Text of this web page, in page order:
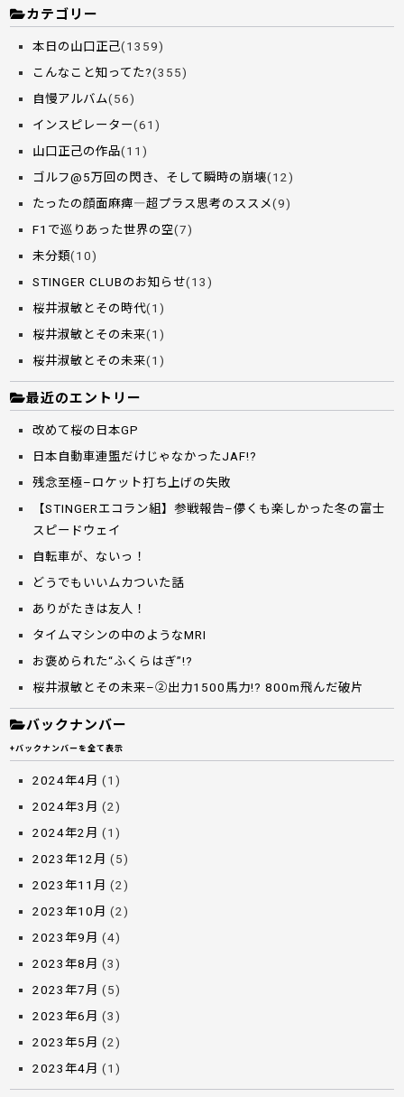
カテゴリー
本日の山口正己(1359)
こんなこと知ってた?(355)
自慢アルバム(56)
インスピレーター(61)
山口正己の作品(11)
ゴルフ@5万回の閃き、そして瞬時の崩壊(12)
たったの顔面麻痺―超プラス思考のススメ(9)
F1で巡りあった世界の空(7)
未分類(10)
STINGER CLUBのお知らせ(13)
桜井淑敏とその時代(1)
桜井淑敏とその未来(1)
桜井淑敏とその未来(1)
最近のエントリー
改めて桜の日本GP
日本自動車連盟だけじゃなかったJAF!?
残念至極–ロケット打ち上げの失敗
【STINGERエコラン組】参戦報告–儚くも楽しかった冬の富士
スピードウェイ
自転車が、ないっ！
どうでもいいムカついた話
ありがたきは友人！
タイムマシンの中のようなMRI
お褒められた“ふくらはぎ”!?
桜井淑敏とその未来–②出力1500馬力!? 800m飛んだ破片
バックナンバー
+バックナンバーを全て表示
2024年4月 (1)
2024年3月 (2)
2024年2月 (1)
2023年12月 (5)
2023年11月 (2)
2023年10月 (2)
2023年9月 (4)
2023年8月 (3)
2023年7月 (5)
2023年6月 (3)
2023年5月 (2)
2023年4月 (1)